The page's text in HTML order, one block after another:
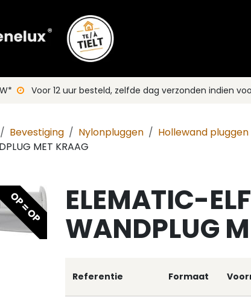
Voor 12 uur besteld, zelfde dag verzonden indien
Bevestiging Nylonpluggen
Hollewand pluggen
MET KRAAG
OP = OP ELEMATIC-
WANDPLUG
Referentie Formaat